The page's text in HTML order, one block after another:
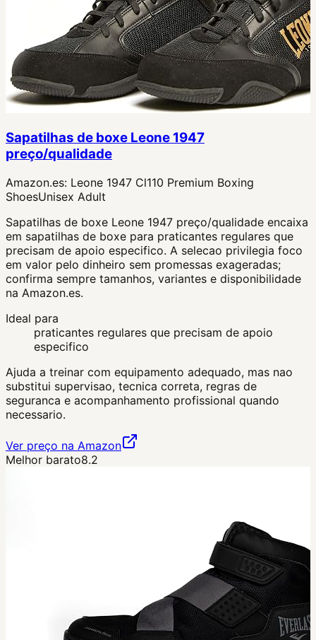
Sapatilhas de boxe Leone 1947
preço/qualidade
Amazon.es: Leone 1947 Cl110 Premium Boxing
ShoesUnisex Adult
Sapatilhas de boxe Leone 1947 preço/qualidade encaixa
em sapatilhas de boxe para praticantes regulares que
precisam de apoio especifico. A selecao privilegia foco
em valor pelo dinheiro sem promessas exageradas;
confirma sempre tamanhos, variantes e disponibilidade
na Amazon.es.
Ideal para
praticantes regulares que precisam de apoio
especifico
Ajuda a treinar com equipamento adequado, mas nao
substitui supervisao, tecnica correta, regras de
seguranca e acompanhamento profissional quando
necessario.
Ver preço na Amazon
Melhor barato8.2